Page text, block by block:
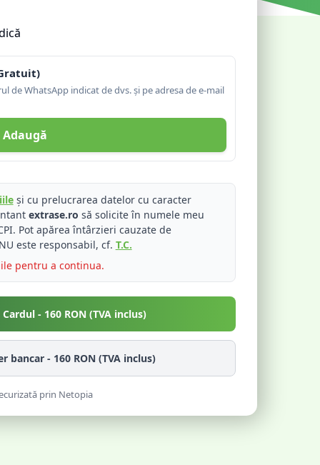
de WhatsApp indicat de dvs. și pe adresa de e-mail
Adaugă
și cu prelucrarea datelor cu caracter
extrase.ro să solicite în numele meu
Pot apărea întârzieri cauzate de
este responsabil, cf. T.C.
pentru a continua.
- 160 RON (TVA inclus)
bancar - 160 RON (TVA inclus)
prin Netopia